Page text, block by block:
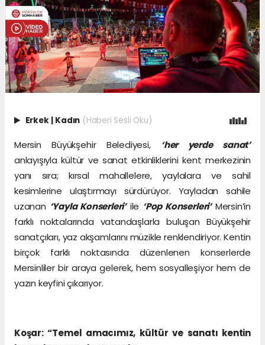
Erkek | Kadın (Haberi Sesli Oku)
Mersin Büyükşehir Belediyesi, ‘her yerde sanat’
anlayışıyla kültür ve sanat etkinliklerini kent merkezinin
yanı sıra; kırsal mahallelere, yaylalara ve sahil
kesimlerine ulaştırmayı sürdürüyor. Yayladan sahile
uzanan ‘Yayla Konserleri’ile ‘Pop Konserleri’Mersin’in
farklı noktalarında vatandaşlarla buluşan Büyükşehir
sanatçıları, yaz akşamlarını müzikle renklendiriyor. Kentin
birçok farklı noktasında düzenlenen konserlerde
Mersinliler bir araya gelerek, hem sosyalleşiyor hem de
yazın keyfini çıkarıyor.
Koşar: “Temel amacımız, kültür ve sanatı kentin